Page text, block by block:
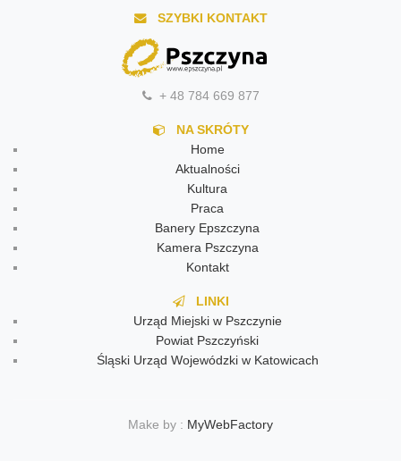
SZYBKI KONTAKT
+ 48 784 669 877
NA SKRÓTY
Home
Aktualności
Kultura
Praca
Banery Epszczyna
Kamera Pszczyna
Kontakt
LINKI
Urząd Miejski w Pszczynie
Powiat Pszczyński
Śląski Urząd Wojewódzki w Katowicach
Make by : MyWebFactory